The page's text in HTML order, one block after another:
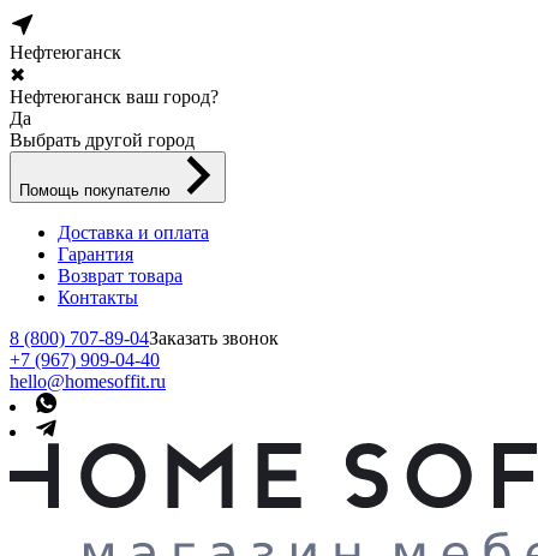
Нефтеюганск
✖
Нефтеюганск ваш город?
Да
Выбрать другой город
Помощь покупателю
Доставка и оплата
Гарантия
Возврат товара
Контакты
8 (800) 707-89-04Заказать звонок
+7 (967) 909-04-40
hello@homesoffit.ru